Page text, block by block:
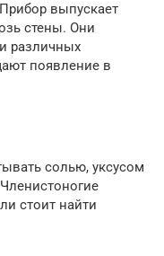
выпускает
стены. Они
различных
появление в
солью, уксусом
стоит найти